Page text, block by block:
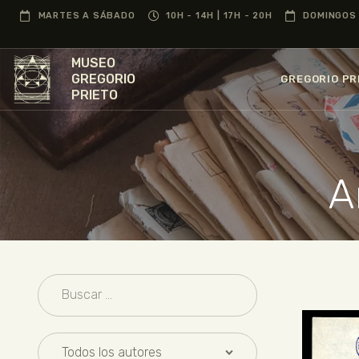
MARTES A SÁBADO 10H - 14H | 17H - 20H
MUSEO
GREGORIO
PRIETO
GREGORIO